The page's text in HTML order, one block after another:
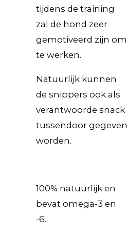
tijdens de training
zal de hond zeer
gemotiveerd zijn om
te werken.
Natuurlijk kunnen
de snippers ook als
verantwoorde snack
tussendoor gegeven
worden.
100% natuurlijk en
bevat omega-3 en
-6.